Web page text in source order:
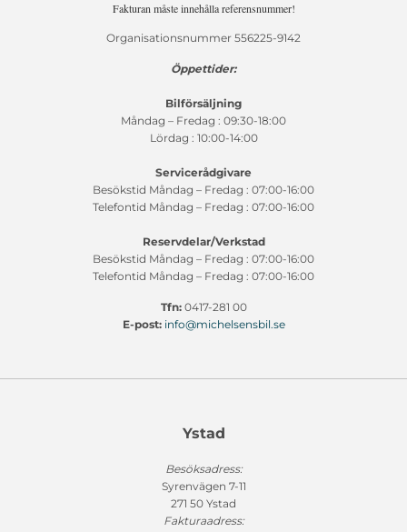
Fakturan måste innehålla referensnummer!
Organisationsnummer 556225-9142
Öppettider:
Bilförsäljning
Måndag – Fredag : 09:30-18:00
Lördag : 10:00-14:00
Servicerådgivare
Besökstid Måndag – Fredag : 07:00-16:00
Telefontid Måndag – Fredag : 07:00-16:00
Reservdelar/Verkstad
Besökstid Måndag – Fredag : 07:00-16:00
Telefontid Måndag – Fredag : 07:00-16:00
Tfn:0417-281 00
E-post: info@michelsensbil.se
Ystad
Besöksadress:
Syrenvägen 7-11
271 50 Ystad
Fakturaadress: